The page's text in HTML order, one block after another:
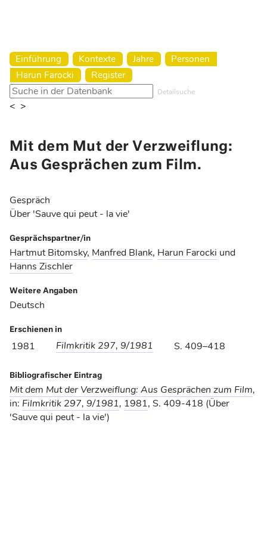
Einführung Kontexte Jahre
Personen
Harun Farocki
Register
Detailsuche
< >
Mit dem Mut der Verzweiflung:
Aus Gesprächen zum Film.
Gespräch
Über 'Sauve qui peut - la vie'
Gesprächspartner/in
Hartmut Bitomsky, Manfred Blank, Harun Farocki und
Hanns Zischler
Weitere Angaben
Deutsch
Erschienen in
1981 Filmkritik 297, 9/1981 S. 409–418
Bibliografischer Eintrag
Mit dem Mut der Verzweiflung: Aus Gesprächen zum Film,
in: Filmkritik 297, 9/1981, 1981, S. 409-418 (Über
'Sauve qui peut - la vie')